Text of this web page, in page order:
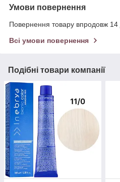
Умови повернення
Повернення товару впродовж 14
Всі умови повернення
Подібні товари компанії